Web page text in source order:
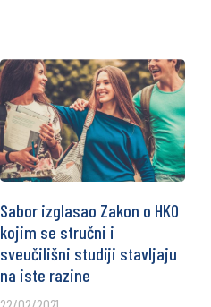
Sabor izglasao Zakon o HKO
kojim se stručni i
sveučilišni studiji stavljaju
na iste razine